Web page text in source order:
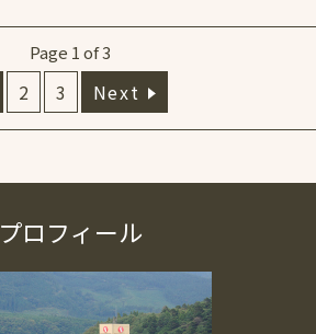
Page 1 of 3
2 3 Next
プロフィール